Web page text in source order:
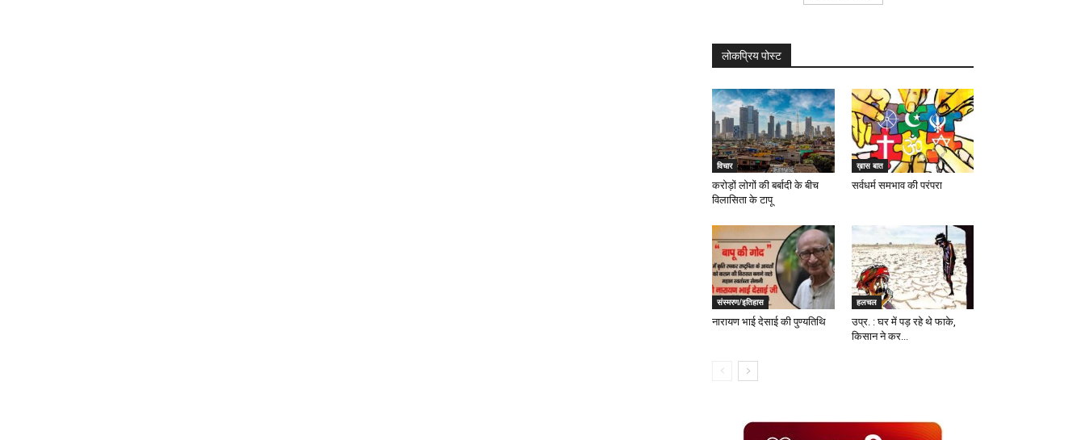
लोकप्रिय पोस्ट
विचार
करोड़ों लोगों की बर्बादी के बीच
विलासिता के टापू
ख़ास बात
सर्वधर्म समभाव की परंपरा
संस्मरण/इतिहास
नारायण भाई देसाई की पुण्यतिथि
हलचल
उप्र. : घर में पड़ रहे थे फाके,
किसान ने कर...